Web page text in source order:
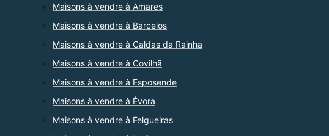
Maisons à vendre à Amares
Maisons à vendre à Barcelos
Maisons à vendre à Caldas da Rainha
Maisons à vendre à Covilhã
Maisons à vendre à Esposende
Maisons à vendre à Évora
Maisons à vendre à Felgueiras